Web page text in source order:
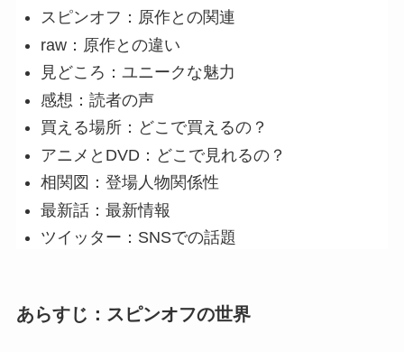
スピンオフ：原作との関連
raw：原作との違い
見どころ：ユニークな魅力
感想：読者の声
買える場所：どこで買えるの？
アニメとDVD：どこで見れるの？
相関図：登場人物関係性
最新話：最新情報
ツイッター：SNSでの話題
あらすじ：スピンオフの世界